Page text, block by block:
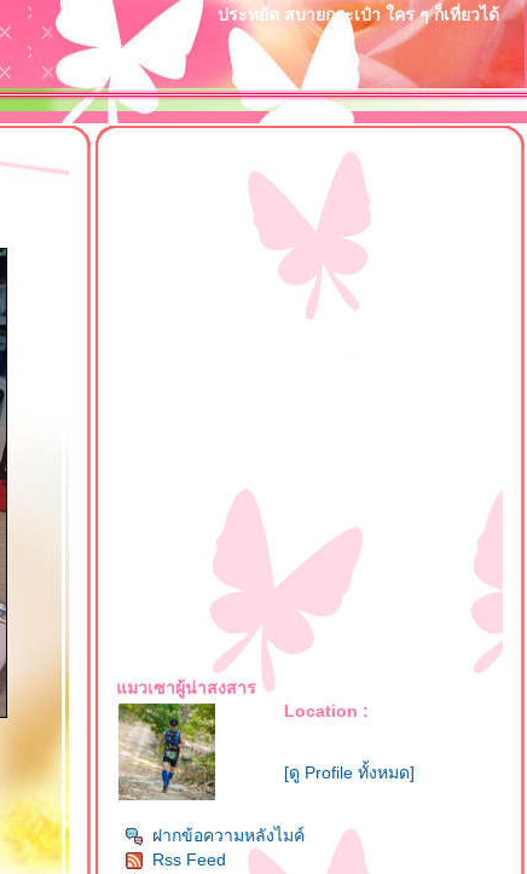
ประหยัด สบายกระเป๋า ใคร ๆ ก็เที่ยวได้
มวเซาผู้น่าสงสาร
Location :
[ดู Profile ทั้งหมด]
ฝากข้อความหลังไมค์
Rss Feed